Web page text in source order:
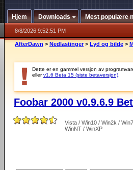
Hjem Downloads Mest populære
8/8/2026 9:52:51 PM
AfterDawn > Nedlastinger > Lyd og bilde >
Dette er en gammel versjon av
ellerv1.6 Beta 15 (siste betaversjon)
Foobar 2000 v0.9.6.9
Vista / Win10 / Win2k /
WinNT / WinXP